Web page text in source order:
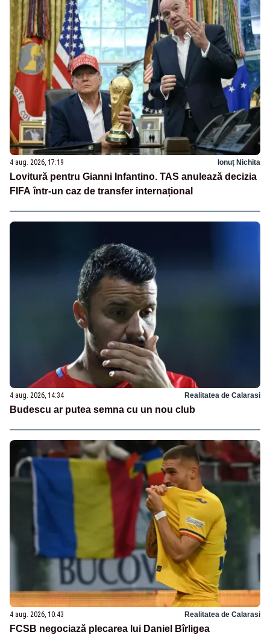
4 aug. 2026, 17:19 Ionuț Nichita
Lovitură pentru Gianni Infantino. TAS anulează decizia
FIFA într-un caz de transfer internațional
4 aug. 2026, 14:34 Realitatea de Calarasi
Budescu ar putea semna cu un nou club
4 aug. 2026, 10:43 Realitatea de Calarasi
FCSB negociază plecarea lui Daniel Bîrligea